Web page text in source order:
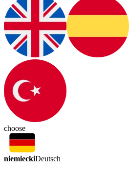
choose
niemieckiDeutsch